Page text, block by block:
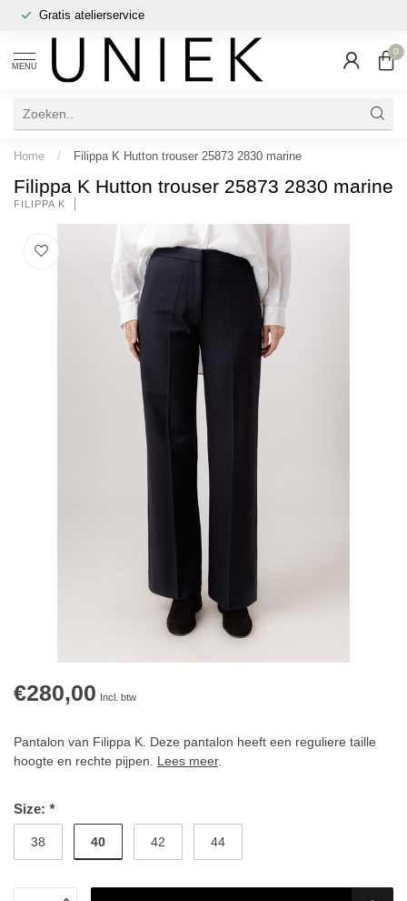
Gratis atelierservice
MENU
0
Home / Filippa K Hutton trouser 25873 2830 marine
Filippa K Hutton trouser 25873 2830 marine
FILIPPA K
€280,00 Incl. btw
Pantalon van Filippa K. Deze pantalon heeft een reguliere taille
hoogte en rechte pijpen. Lees meer.
Size: *
38 40 42 44